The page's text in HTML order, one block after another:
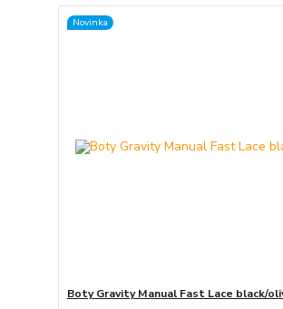
Novinka
Boty Gravity Manual Fast Lace black/